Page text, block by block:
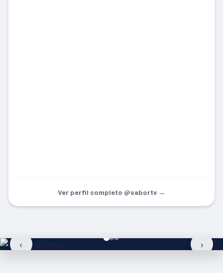
Ver perfil completo @sabortv →
‹ ›